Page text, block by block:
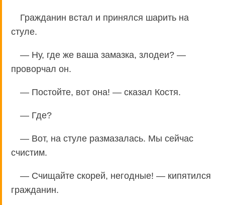
Гражданин встал и принялся шарить на
стуле.
— Ну, где же ваша замазка, злодеи? —
проворчал он.
— Постойте, вот она! — сказал Костя.
— Где?
— Вот, на стуле размазалась. Мы сейчас
счистим.
— Счищайте скорей, негодные! — кипятился
гражданин.